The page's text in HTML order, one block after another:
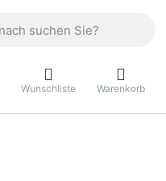
Wunschliste Warenkorb